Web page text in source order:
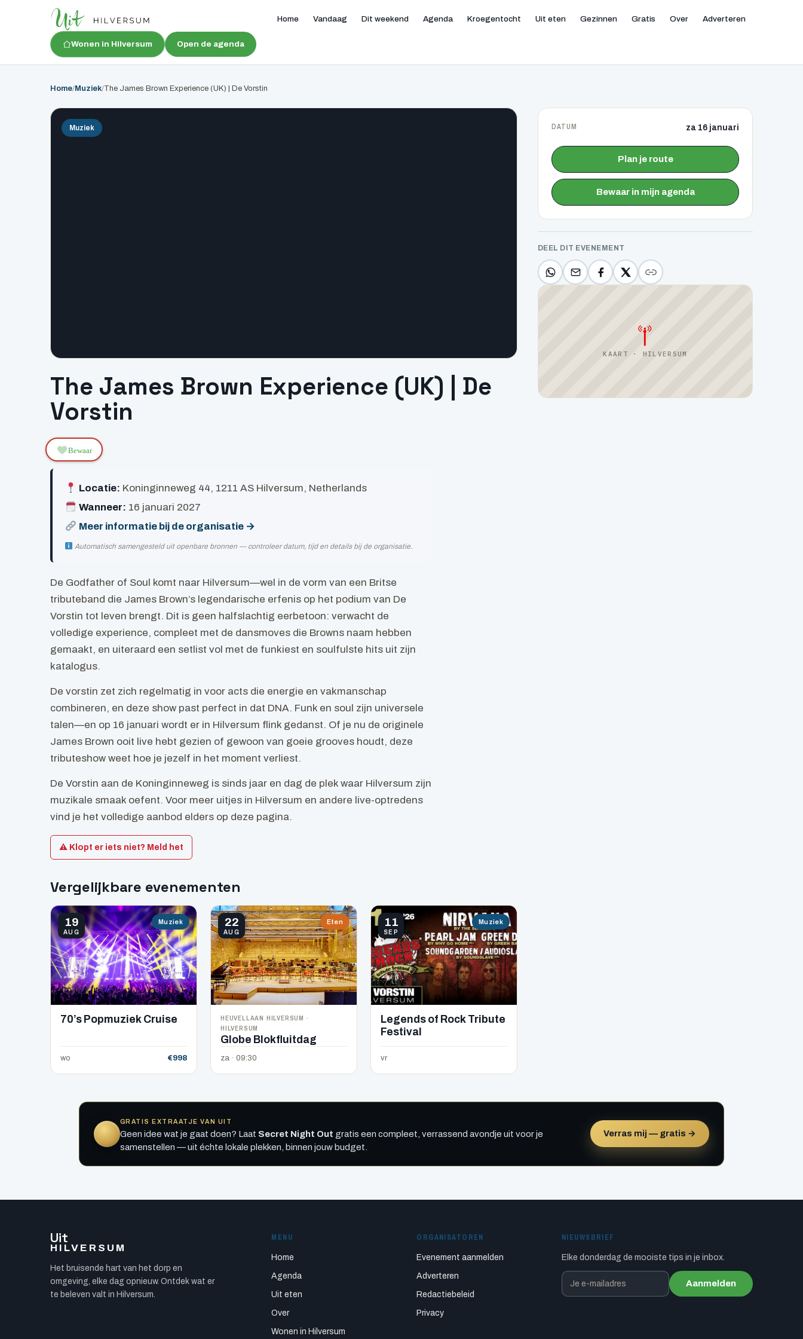
Home Vandaag Dit weekend Agenda Kroegentocht Uit eten Gezinnen Gratis Over Adverteren
Wonen in Hilversum Open de agenda
Home/Muziek/The James Brown Experience (UK) | De Vorstin
Muziek
The James Brown Experience (UK) | De
Vorstin
Bewaar
Locatie: Koninginneweg 44, 1211 AS Hilversum, Netherlands
Wanneer: 16 januari 2027
Meer informatie bij de organisatie →
Automatisch samengesteld uit openbare bronnen — controleer datum, tijd en details bij de organisatie.
De Godfather of Soul komt naar Hilversum—wel in de vorm van een Britse
tributeband die James Brown’s legendarische erfenis op het podium van De
Vorstin tot leven brengt. Dit is geen halfslachtig eerbetoon: verwacht de
volledige experience, compleet met de dansmoves die Browns naam hebben
gemaakt, en uiteraard een setlist vol met de funkiest en soulfulste hits uit zijn
katalogus.
De vorstin zet zich regelmatig in voor acts die energie en vakmanschap
combineren, en deze show past perfect in dat DNA. Funk en soul zijn universele
talen—en op 16 januari wordt er in Hilversum flink gedanst. Of je nu de originele
James Brown ooit live hebt gezien of gewoon van goeie grooves houdt, deze
tributeshow weet hoe je jezelf in het moment verliest.
De Vorstin aan de Koninginneweg is sinds jaar en dag de plek waar Hilversum zijn
muzikale smaak oefent. Voor meer uitjes in Hilversum en andere live-optredens
vind je het volledige aanbod elders op deze pagina.
⚠ Klopt er iets niet? Meld het
Vergelijkbare evenementen
19
AUG
Muziek
70’s Popmuziek Cruise
wo €998
22
AUG
Eten
HEUVELLAAN HILVERSUM ·
HILVERSUM
Globe Blokfluitdag
za · 09:30
11
SEP
Muziek
Legends of Rock Tribute
Festival
vr
DATUM za 16 januari
Plan je route
Bewaar in mijn agenda
DEEL DIT EVENEMENT
KAART · HILVERSUM
GRATIS EXTRAATJE VAN UIT
Geen idee wat je gaat doen? Laat Secret Night Out gratis een compleet, verrassend avondje uit voor je
samenstellen — uit échte lokale plekken, binnen jouw budget.
Verras mij — gratis →
Uit
HILVERSUM
Het bruisende hart van het dorp en
omgeving, elke dag opnieuw. Ontdek wat er
te beleven valt in Hilversum.
MENU
Home
Agenda
Uit eten
Over
Wonen in Hilversum
ORGANISATOREN
Evenement aanmelden
Adverteren
Redactiebeleid
Privacy
NIEUWSBRIEF
Elke donderdag de mooiste tips in je inbox.
Aanmelden